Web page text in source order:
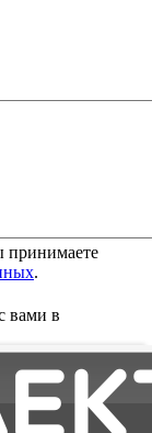
принимаете
.
вами в